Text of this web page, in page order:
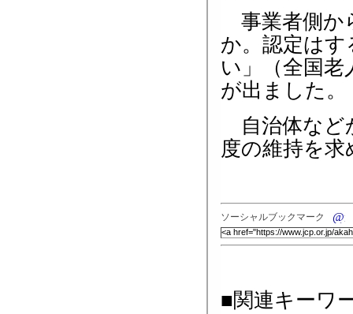
事業者側か
か。認定は
い」（全国老
が出ました。
自治体など
度の維持を
ソーシャルブックマーク
■関連キーワ